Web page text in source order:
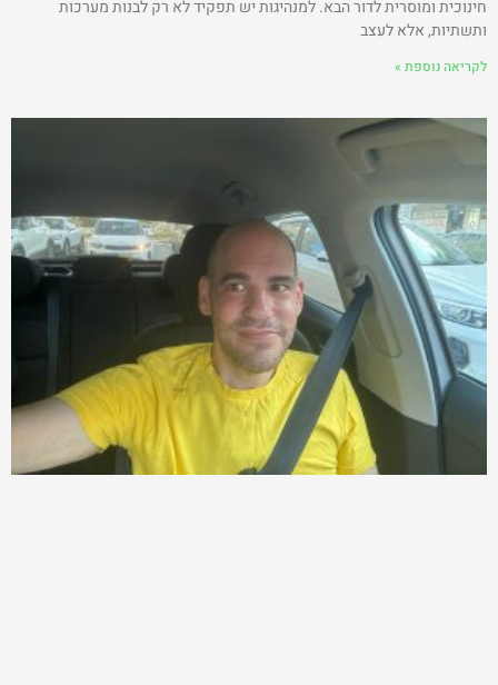
חינוכית ומוסרית לדור הבא. למנהיגות יש תפקיד לא רק לבנות מערכות
ותשתיות, אלא לעצב
לקריאה נוספת »